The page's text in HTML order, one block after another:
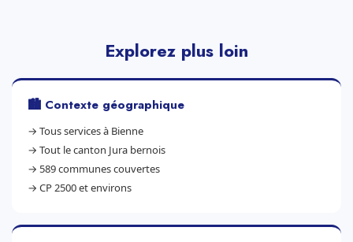
Explorez plus loin
🏙️ Contexte géographique
→ Tous services à Bienne
→ Tout le canton Jura bernois
→ 589 communes couvertes
→ CP 2500 et environs